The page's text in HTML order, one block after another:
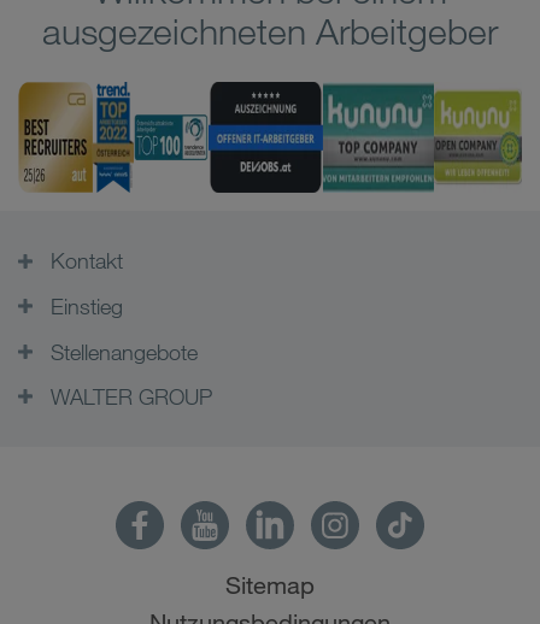
ausgezeichneten Arbeitgeber
Kontakt
Einstieg
Stellenangebote
WALTER GROUP
Sitemap